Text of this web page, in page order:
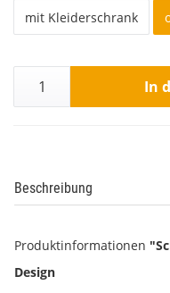
mit Kleiderschrank
In
Beschreibung
Produktinformationen
Design